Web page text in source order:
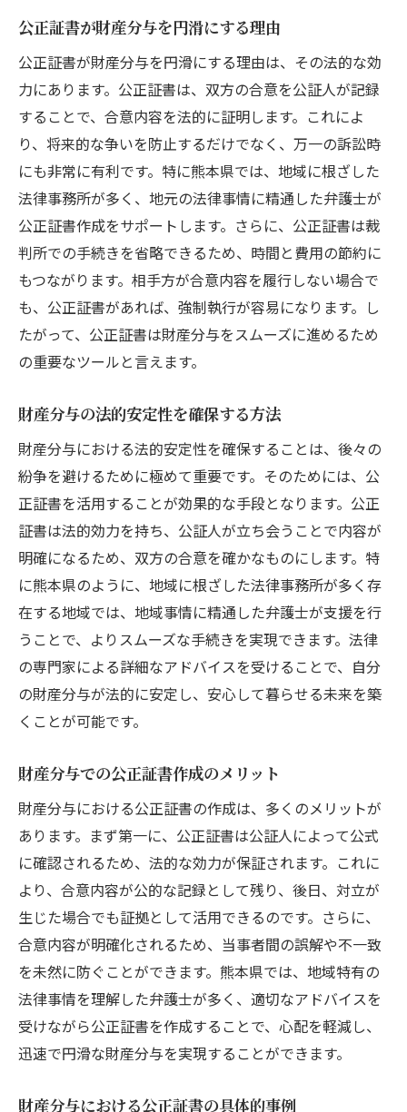
ト
財産分与で公正証書が必要な理由とその効果
財産分与における公正証書の法的効力
公正証書がもたらす法的安定性
公正証書の作成が財産分与に与える影響
トラブルを未然に防ぐ公正証書の重要性
公正証書の効果的な活用方法
公正証書の存在意義を再確認する
熊本県で公正証書を作成する際の注意点
公正証書作成時の法的注意点
熊本県特有の法令と公正証書
公正証書作成における実務の注意点
財産分与で考慮すべき法的要素
公正証書作成で失敗しないためのヒント
財産分与の公正証書熊本県での具体的な事例紹
介
熊本での実際の公正証書事例
成功した財産分与事例から学ぶ
公正証書による問題解決事例の紹介
具体的事例で学ぶ公正証書の効果
地域特性を考慮した事例分析
あおば法律事務所の成功事例紹介
ント
経験から学ぶ公正証書作成のコツ
財産分与における公正証書の実践ポイント
法律のプロが教える公正証書の重要性
弁護士が語る公正証書作成の秘訣
財産分与を成功に導く公正証書作成の鍵
法律事務所が提供する公正証書作成アドバ
イス
公正証書で安心の財産分与熊本県の法律事情を
解説
公正証書と熊本の法律の関係
公正証書が財産分与を円滑にする理由
公正証書が財産分与を円滑にする理由は、その法的な効
力にあります。公正証書は、双方の合意を公証人が記録
することで、合意内容を法的に証明します。これによ
り、将来的な争いを防止するだけでなく、万一の訴訟時
にも非常に有利です。特に熊本県では、地域に根ざした
法律事務所が多く、地元の法律事情に精通した弁護士が
公正証書作成をサポートします。さらに、公正証書は裁
判所での手続きを省略できるため、時間と費用の節約に
もつながります。相手方が合意内容を履行しない場合で
も、公正証書があれば、強制執行が容易になります。し
たがって、公正証書は財産分与をスムーズに進めるため
の重要なツールと言えます。
財産分与の法的安定性を確保する方法
財産分与における法的安定性を確保することは、後々の
紛争を避けるために極めて重要です。そのためには、公
正証書を活用することが効果的な手段となります。公正
証書は法的効力を持ち、公証人が立ち会うことで内容が
明確になるため、双方の合意を確かなものにします。特
に熊本県のように、地域に根ざした法律事務所が多く存
在する地域では、地域事情に精通した弁護士が支援を行
うことで、よりスムーズな手続きを実現できます。法律
の専門家による詳細なアドバイスを受けることで、自分
の財産分与が法的に安定し、安心して暮らせる未来を築
くことが可能です。
財産分与での公正証書作成のメリット
財産分与における公正証書の作成は、多くのメリットが
あります。まず第一に、公正証書は公証人によって公式
に確認されるため、法的な効力が保証されます。これに
より、合意内容が公的な記録として残り、後日、対立が
生じた場合でも証拠として活用できるのです。さらに、
合意内容が明確化されるため、当事者間の誤解や不一致
を未然に防ぐことができます。熊本県では、地域特有の
法律事情を理解した弁護士が多く、適切なアドバイスを
受けながら公正証書を作成することで、心配を軽減し、
迅速で円滑な財産分与を実現することができます。
財産分与における公正証書の具体的事例